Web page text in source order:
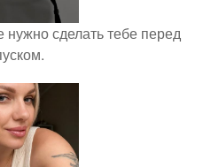
сделать тебе перед